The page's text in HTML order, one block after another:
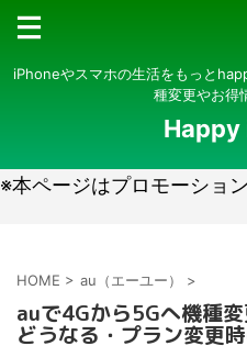
iPhoneやスマホの生活をもっと
種変更やお得
Happy
※本ページはプロモーショ
HOME > au（エーユー） >
auで4Gから5Gへ機種
どうなる・プラン変更